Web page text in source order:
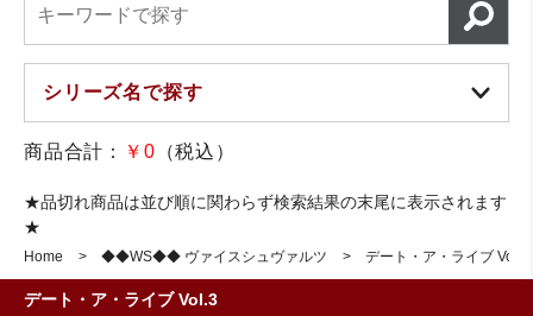
商品合計： ￥0 （税込）
★品切れ商品は並び順に関わらず検索結果の末尾に表示されます
★
Home ◆◆WS◆◆ ヴァイスシュヴァルツ デート・ア・ライブ Vol.3
デート・ア・ライブ Vol.3